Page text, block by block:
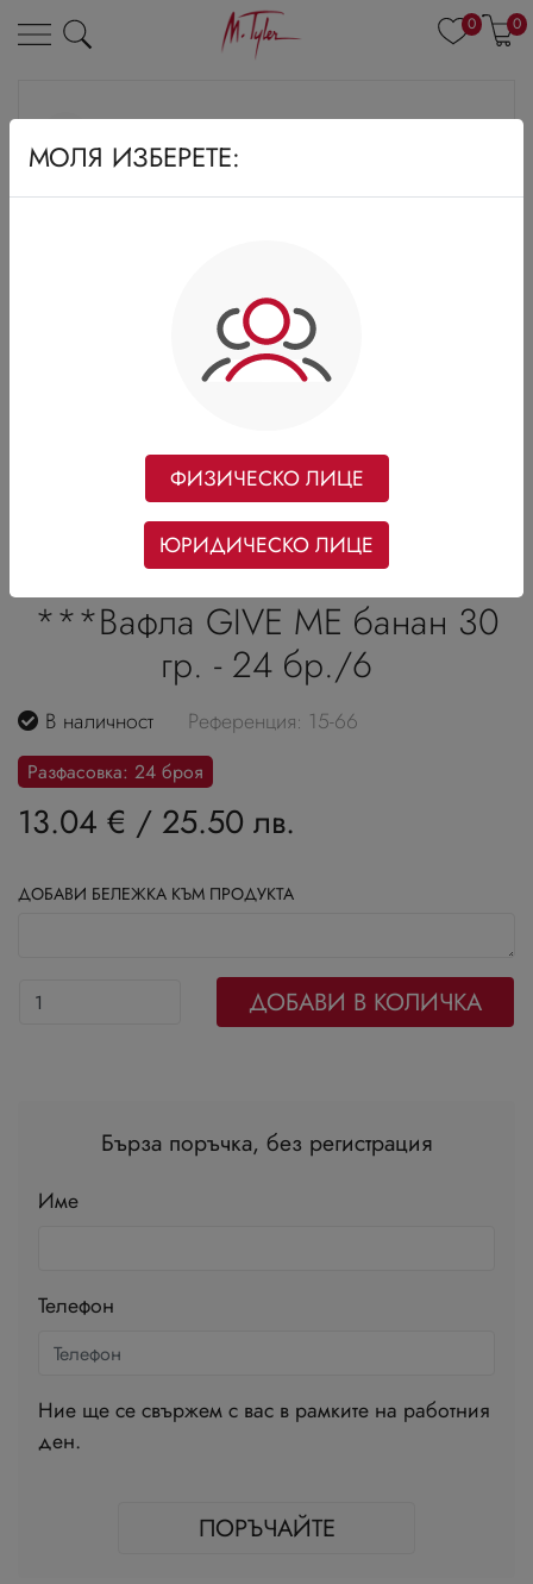
0 0
***Вафла GIVE ME банан 30
гр. - 24 бр./6
В наличност Референция: 15-66
Разфасовка: 24 броя
13.04 € / 25.50 лв.
ДОБАВИ БЕЛЕЖКА КЪМ ПРОДУКТА
ДОБАВИ В КОЛИЧКА
Бърза поръчка, без регистрация
Име
Телефон
Ние ще се свържем с вас в рамките на работния
ден.
ПОРЪЧАЙТЕ
МОЛЯ ИЗБЕРЕТЕ:
ФИЗИЧЕСКО ЛИЦЕ
ЮРИДИЧЕСКО ЛИЦЕ